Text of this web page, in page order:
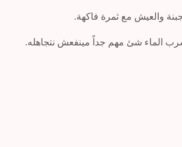
والعيش مع ثمرة فاكهة.
شرب الماء شئ مهم جداً مينفعش نتجاهله.